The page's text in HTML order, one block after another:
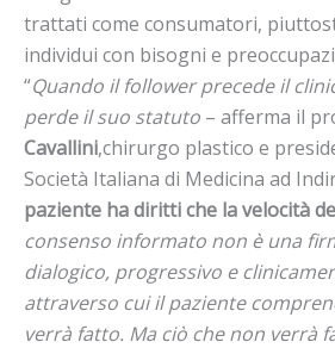
trattati come consumatori,
individui con bisogni e
“Quando il follower precede il
perde il suo statuto – afferma il
Cavallini,chirurgo plastico e
Società Italiana di Medicina ad
paziente ha diritti che la velocità
consenso informato non è una
dialogico, progressivo e
attraverso cui il paziente
verrà fatto. Ma ciò che non verrà